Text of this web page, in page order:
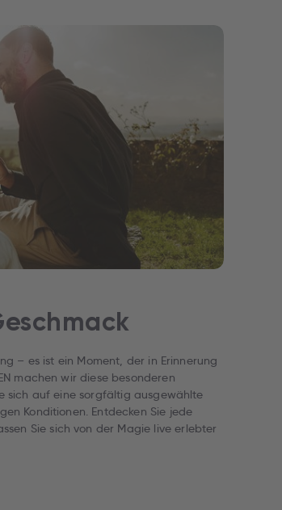
– es ist ein Moment, der in Erinnerung
machen wir diese besonderen
sich auf eine sorgfältig ausgewählte
Konditionen. Entdecken Sie jede
Sie sich von der Magie live erlebter